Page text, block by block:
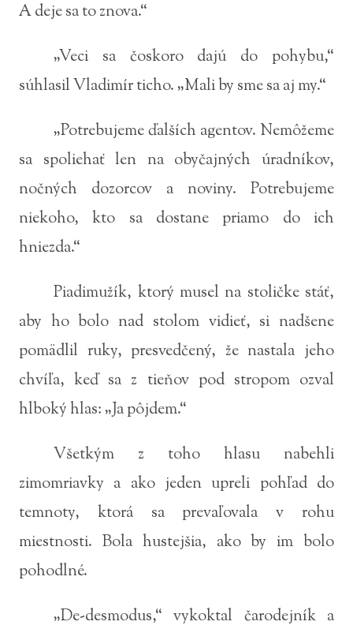
A deje sa to znova.“
„Veci sa čoskoro dajú do pohybu,“
súhlasil Vladimír ticho. „Mali by sme sa aj my.“
„Potrebujeme ďalších agentov. Nemôžeme
sa spoliehať len na obyčajných úradníkov,
nočných dozorcov a noviny. Potrebujeme
niekoho, kto sa dostane priamo do ich
hniezda.“
Piadimužík, ktorý musel na stoličke stáť,
aby ho bolo nad stolom vidieť, si nadšene
pomädlil ruky, presvedčený, že nastala jeho
chvíľa, keď sa z tieňov pod stropom ozval
hlboký hlas: „Ja pôjdem.“
Všetkým z toho hlasu nabehli
zimomriavky a ako jeden upreli pohľad do
temnoty, ktorá sa prevaľovala v rohu
miestnosti. Bola hustejšia, ako by im bolo
pohodlné.
„De-desmodus,“ vykoktal čarodejník a